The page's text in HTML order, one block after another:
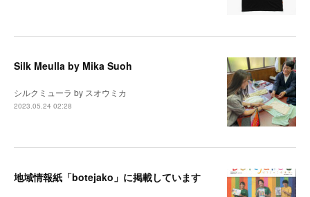
Silk Meulla by Mika Suoh
シルクミューラ by スオウミカ
2023.05.24 02:28
地域情報紙「botejako」に掲載しています